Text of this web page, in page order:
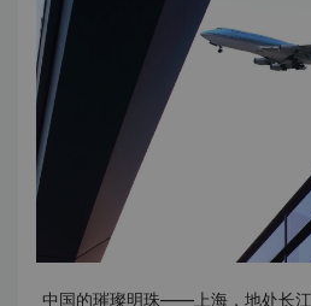
中国的璀璨明珠——上海，地处长